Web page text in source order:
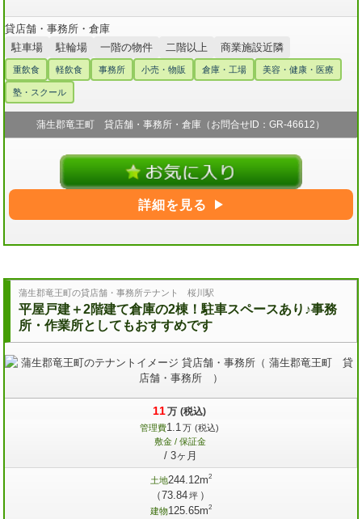
貸店舗・事務所・倉庫
駐車場
駐輪場 一階の物件 二階以上 商業施設近隣
重飲食 軽飲食 事務所 小売・物販 倉庫・工場 美容・健康・医療
塾・スクール
蒲生郡竜王町 貸店舗・事務所・倉庫（お問合せID：GR-46612）
詳細を見る
蒲生郡竜王町の貸店舗・事務所テナント 桜川駅
平屋戸建＋2階建て倉庫の2棟！駐車スペースあり♪事務
所・作業所としてもおすすめです
11万 (税込)
管理費1.1 万 (税込)
敷金 / 保証金
/ 3ヶ月
土地244.12m2
（73.84 坪 ）
建物125.65m2